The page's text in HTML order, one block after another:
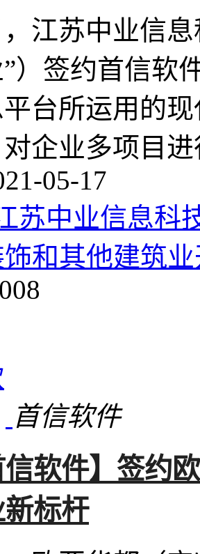
江苏中业信
）签约首信软
台所运用的
企业多项目进
05-17
苏中业信息科
和其他建筑业
首信软件
信软件】签约
标杆